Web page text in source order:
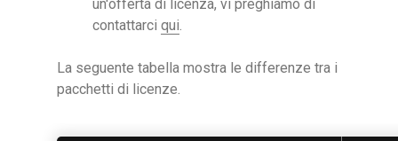
un'offerta di licenza, vi preghiamo di
contattarci qui.
La seguente tabella mostra le differenze tra i
pacchetti di licenze.